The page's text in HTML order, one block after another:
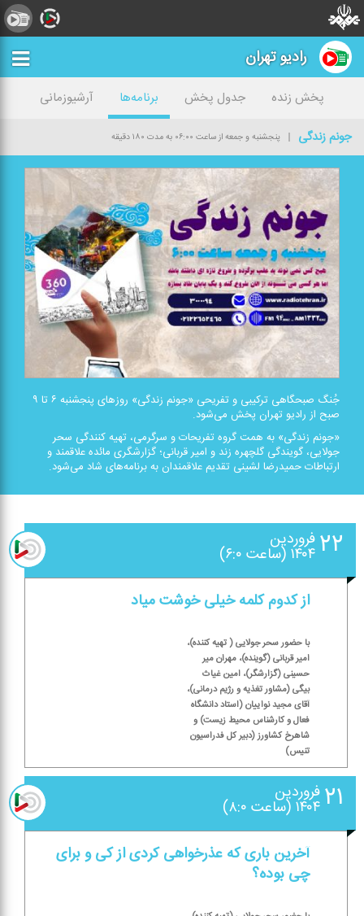
رادیو تهران
پخش زنده جدول پخش برنامه‌ها
آرشیوزمانی
جونم زندگی
پنجشنبه و جمعه از ساعت ۰۶:۰۰ به مدت ۱۸۰ دقیقه
جُنگ صبحگاهی تركیبی و تفریحی «جونم زندگی» روزهای پنجشنبه ۶ تا ۹
صبح از رادیو تهران پخش می‌شود.
«جونم زندگی» به همت گروه تفریحات و سرگرمی، تهیه كنندگی سحر
جولایی، گویندگی گلچهره زند و امیر قربانی؛ گزارشگری مائده علاقمند و
ارتباطات حمیدرضا لشینی تقدیم علاقمندان به برنامه‌های شاد می‌شود.
۲۲فروردین
۱۴۰۴ (ساعت ۶:۰)
از كدوم كلمه خیلی خوشت میاد
با حضور سحر جولایی ( تهیه كننده)،
امیر قربانی (گوینده)، مهران میر
حسینی (گزارشگر)، امین غیاث
بیگی (مشاور تغذیه و رژیم درمانی)،
آقای مجید نواییان (استاد دانشگاه
فعال و كارشناس محیط زیست) و
شاهرخ كشاورز (دبیر كل فدراسیون
تنیس)
۲۱فروردین
۱۴۰۴ (ساعت ۸:۰)
آخرین باری كه عذرخواهی كردی از كی و برای
چی بوده؟